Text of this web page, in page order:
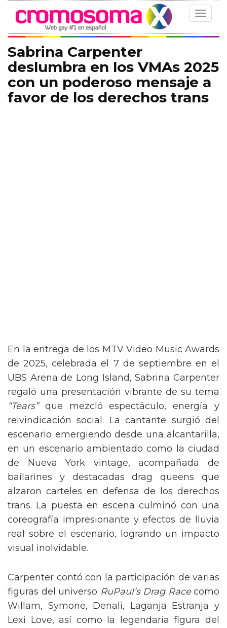
Toggle
Sabrina Carpenter
deslumbra en los VMAs 2025
con un poderoso mensaje a
favor de los derechos trans
En la entrega de los MTV Video Music Awards
de 2025, celebrada el 7 de septiembre en el
UBS Arena de Long Island, Sabrina Carpenter
regaló una presentación vibrante de su tema
“Tears”que mezcló espectáculo, energía y
reivindicación social. La cantante surgió del
escenario emergiendo desde una alcantarilla,
en un escenario ambientado como la ciudad
de Nueva York vintage, acompañada de
bailarines y destacadas drag queens que
alzaron carteles en defensa de los derechos
trans. La puesta en escena culminó con una
coreografía impresionante y efectos de lluvia
real sobre el escenario, logrando un impacto
visual inolvidable.
Carpenter contó con la participación de varias
figuras del universo RuPaul’s Drag Racecomo
Willam, Symone, Denali, Laganja Estranja y
Lexi Love, así como la legendaria figura del